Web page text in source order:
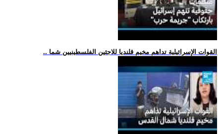
.. القوات الإسرائيلية تداهم مخيم قلنديا للاجئين الفلسطينيين شما